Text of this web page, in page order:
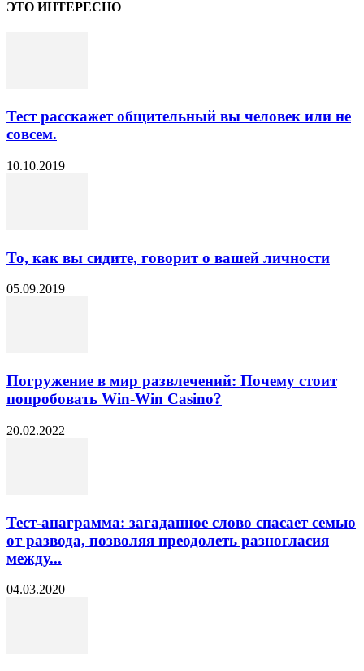
ЭТО ИНТЕРЕСНО
Тест расскажет общительный вы человек или не
совсем.
10.10.2019
То, как вы сидите, говорит о вашей личности
05.09.2019
Погружение в мир развлечений: Почему стоит
попробовать Win-Win Casino?
20.02.2022
Тест-анаграмма: загаданное слово спасает семью
от развода, позволяя преодолеть разногласия
между...
04.03.2020